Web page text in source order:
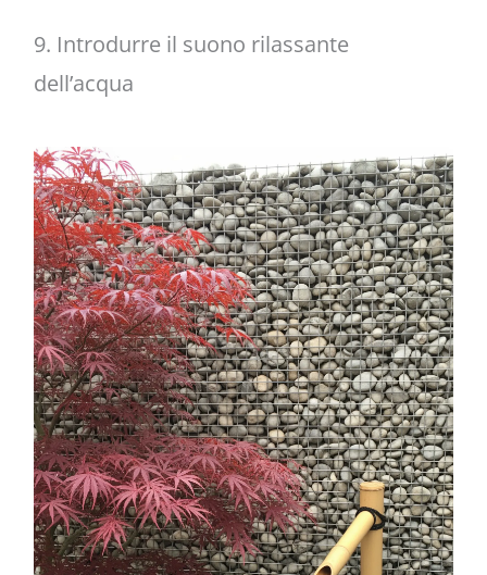
9. Introdurre il suono rilassante
dell’acqua